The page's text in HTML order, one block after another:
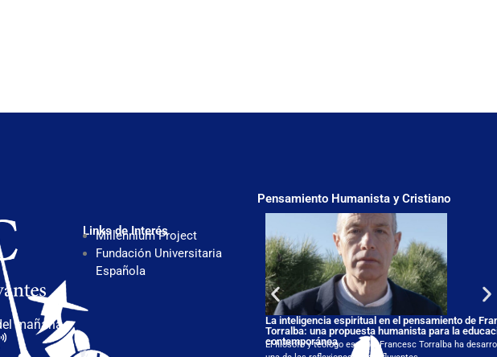
mañana.
Links de Interés
Millennium Project
Fundación Universitaria
Española
Pensamiento Humanista y Cristiano
La inteligencia espiritual en el pensamiento de
Torralba: una propuesta humanista para la
contemporánea
El filósofo y teólogo español Francesc Torralba ha